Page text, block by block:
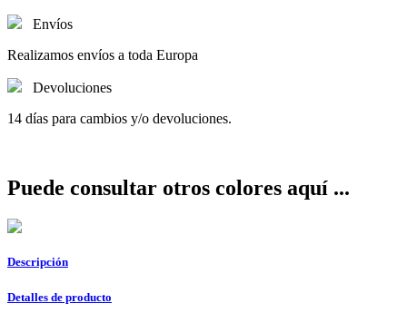
Envíos
Realizamos envíos a toda Europa
Devoluciones
14 días para cambios y/o devoluciones.
Puede consultar otros colores aquí ...
Descripción
Detalles de producto